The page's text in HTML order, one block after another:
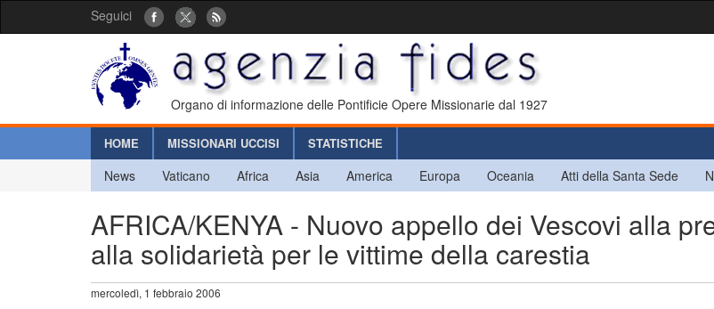
Seguici
Organo di informazione delle Pontificie Opere Missionarie dal 1927
HOME MISSIONARI UCCISI STATISTICHE
News Vaticano Africa Asia America Europa Oceania Atti della Santa Sede
AFRICA/KENYA - Nuovo appello dei Vescovi alla
alla solidarietà per le vittime della carestia
mercoledì, 1 febbraio 2006